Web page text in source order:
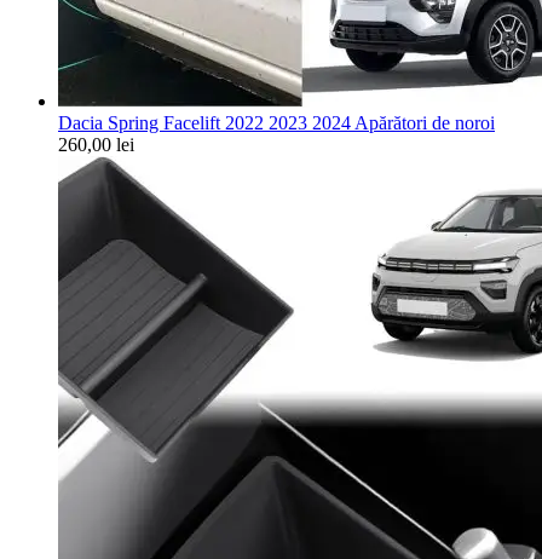
Dacia Spring Facelift 2022 2023 2024 Apărători de noroi
260,00 lei